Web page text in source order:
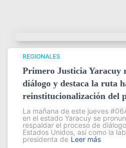
REGIONALES
Primero Justicia Yaracuy
diálogo y destaca la ruta
reinstitucionalización del
La mañana de este jueves
en el estado Yaracuy se
respaldar el proceso de
Estados Unidos, así como la
presidenta de Leer más